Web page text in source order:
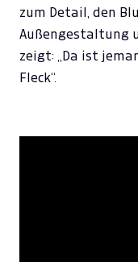
zum Detail, den
Außengestaltung
zeigt: „Da ist
Fleck“.